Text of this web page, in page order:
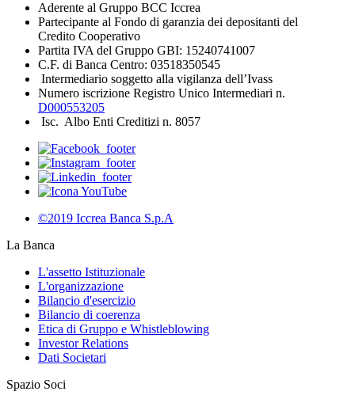
Aderente al Gruppo BCC Iccrea
Partecipante al Fondo di garanzia dei depositanti del
Credito Cooperativo
Partita IVA del Gruppo GBI: 15240741007
C.F. di Banca Centro: 03518350545
Intermediario soggetto alla vigilanza dell’Ivass
Numero iscrizione Registro Unico Intermediari n.
D000553205
Isc. Albo Enti Creditizi n. 8057
©2019 Iccrea Banca S.p.A
La Banca
L'assetto Istituzionale
L'organizzazione
Bilancio d'esercizio
Bilancio di coerenza
Etica di Gruppo e Whistleblowing
Investor Relations
Dati Societari
Spazio Soci